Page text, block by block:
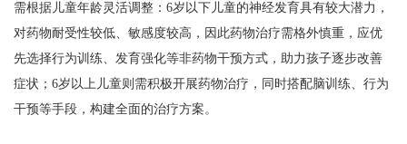
需根据儿童年龄灵活调整：6岁以下儿童的神经发育具有较大潜力，
对药物耐受性较低、敏感度较高，因此药物治疗需格外慎重，应优
先选择行为训练、发育强化等非药物干预方式，助力孩子逐步改善
症状；6岁以上儿童则需积极开展药物治疗，同时搭配脑训练、行为
干预等手段，构建全面的治疗方案。